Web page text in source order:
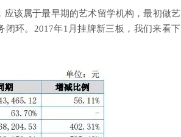
该属于最早期的艺术留学机构，最初做艺
环。2017年1月挂牌新三板，我们来看下